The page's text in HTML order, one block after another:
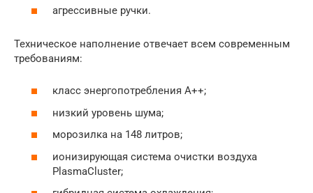
агрессивные ручки.
Техническое наполнение отвечает всем современным
требованиям:
класс энергопотребления А++;
низкий уровень шума;
морозилка на 148 литров;
ионизирующая система очистки воздуха
PlasmaCluster;